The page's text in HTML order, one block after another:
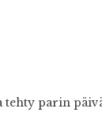
tehty parin